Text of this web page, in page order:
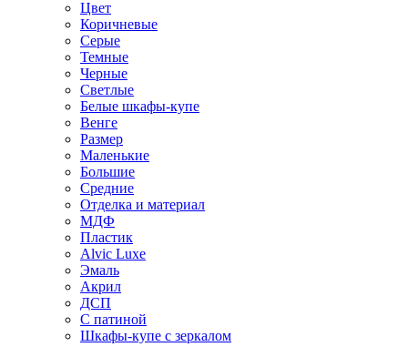
Цвет
Коричневые
Серые
Темные
Черные
Светлые
Белые шкафы-купе
Венге
Размер
Маленькие
Большие
Средние
Отделка и материал
МДФ
Пластик
Alvic Luxe
Эмаль
Акрил
ДСП
С патиной
Шкафы-купе с зеркалом